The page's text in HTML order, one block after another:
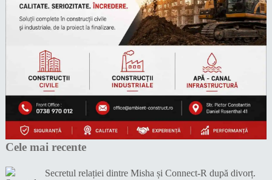
Cele mai recente
Secretul relației dintre Misha și Connect-R după divorț.